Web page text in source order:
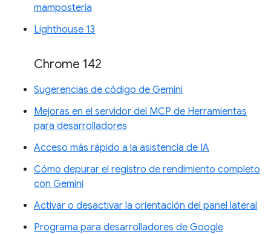
mampostería
Lighthouse 13
Chrome 142
Sugerencias de código de Gemini
Mejoras en el servidor del MCP de Herramientas
para desarrolladores
Acceso más rápido a la asistencia de IA
Cómo depurar el registro de rendimiento completo
con Gemini
Activar o desactivar la orientación del panel lateral
Programa para desarrolladores de Google